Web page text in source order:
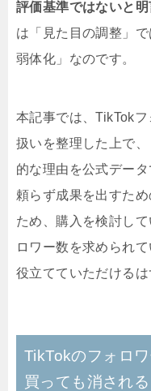
評価基準ではないと明
は「見た目の調整」
弱体化」なのです。
本記事では、TikTok
扱いを整理した上で
的な理由を公式デー
頼らず成果を出すた
ため、購入を検討し
ロワー数を求められ
役立てていただけるは
TikTokのフォロ
買っても消される